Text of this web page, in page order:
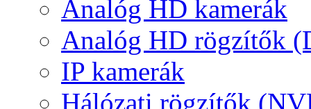
Analóg HD kamerák
Analóg HD rögzítők
IP kamerák
Hálózati rögzítők